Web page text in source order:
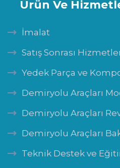
Ürün Ve
İmalat
Satış Sonrası
Yedek Parça ve
Demiryolu Araçları
Demiryolu Araçları
Demiryolu Araçları
Teknik Destek ve